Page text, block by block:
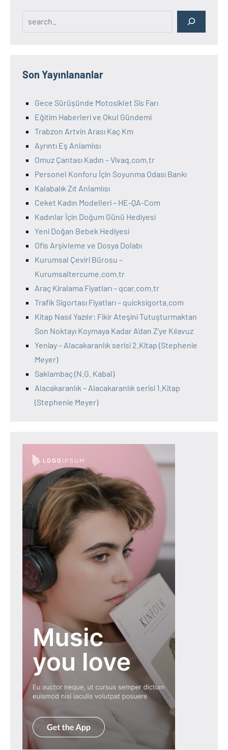
Son Yayınlananlar
Gece Sürüşünde Motosiklet Sis Farı
Eğitim Haberleri ve Okul Gündemi
Trabzon Artvin Arası Kaç Km
Ayrıntı Eş Anlamlısı
Omuz Çantası Kadın – Vivaq.com.tr
Personel Konforu İçin Soyunma Odası Bankı
Kalabalık Zıt Anlamlısı
Ceket Kadın Modelleri – HE-QA-Com
Kadınlar İçin Doğum Günü Hediyesi
Yeni Doğan Bebek Hediyesi
Ofis Arşivleme ve Dosya Dolabı
Kurumsal Çeviri Bürosu –
Kurumsaltercume.com.tr
Araç Kiralama Fiyatları – qcar.com.tr
Trafik Sigortası Fiyatları – quicksigorta.com
Kitap Nasıl Yazılır: Fikir Ateşini Tutuşturmaktan
Son Noktayı Koymaya Kadar A’dan Z’ye Kılavuz
Yeniay – Alacakaranlık serisi 2.Kitap (Stephenie
Meyer)
Saklambaç (N.G. Kabal)
Alacakaranlık – Alacakaranlık serisi 1.Kitap
(Stephenie Meyer)